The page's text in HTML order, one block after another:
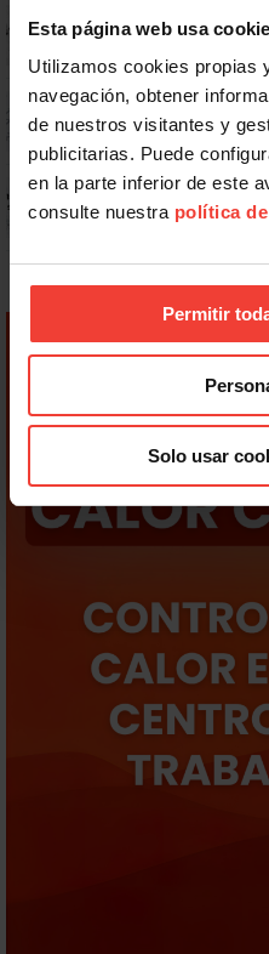
Esta página web usa
Utilizamos cookies propias
navegación, obtener
de nuestros visitantes y
publicitarias. Puede
en la parte inferior de este
consulte nuestra política
Permitir
Solo usar
libre
Dudas frecuentes sobre las
Prepara gratis con USO las
Correos